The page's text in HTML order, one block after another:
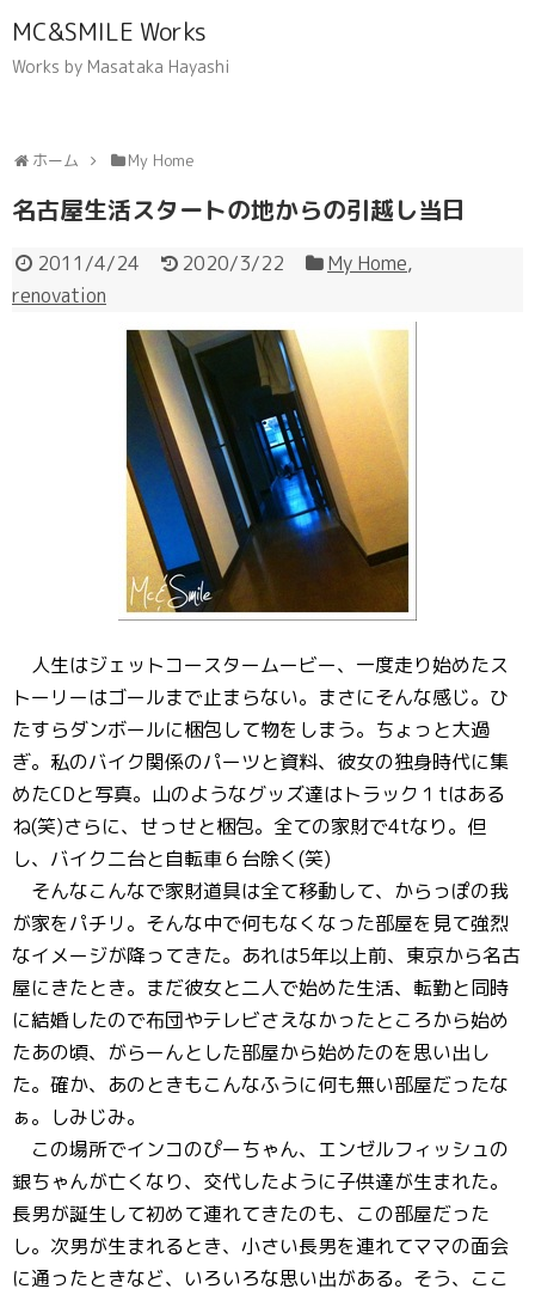
MC&SMILE Works
Works by Masataka Hayashi
ホーム My Home
名古屋生活スタートの地からの引越し当日
2011/4/24 2020/3/22 My Home,
renovation
人生はジェットコースタームービー、一度走り始めたス
トーリーはゴールまで止まらない。まさにそんな感じ。ひ
たすらダンボールに梱包して物をしまう。ちょっと大過
ぎ。私のバイク関係のパーツと資料、彼女の独身時代に集
めたCDと写真。山のようなグッズ達はトラック１tはある
ね(笑)さらに、せっせと梱包。全ての家財で4tなり。但
し、バイク二台と自転車６台除く(笑)
そんなこんなで家財道具は全て移動して、からっぽの我
が家をパチリ。そんな中で何もなくなった部屋を見て強烈
なイメージが降ってきた。あれは5年以上前、東京から名古
屋にきたとき。まだ彼女と二人で始めた生活、転勤と同時
に結婚したので布団やテレビさえなかったところから始め
たあの頃、がらーんとした部屋から始めたのを思い出し
た。確か、あのときもこんなふうに何も無い部屋だったな
ぁ。しみじみ。
この場所でインコのぴーちゃん、エンゼルフィッシュの
銀ちゃんが亡くなり、交代したように子供達が生まれた。
長男が誕生して初めて連れてきたのも、この部屋だった
し。次男が生まれるとき、小さい長男を連れてママの面会
に通ったときなど、いろいろな思い出がある。そう、ここ